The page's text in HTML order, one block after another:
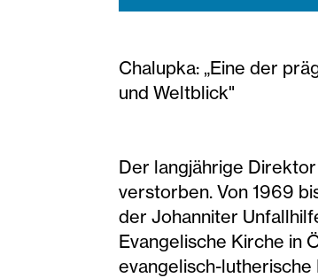
Chalupka: „Eine der
und Weltblick"
Der langjährige
verstorben. Von 1969
der Johanniter
Evangelische Kirche in
evangelisch-lutherische